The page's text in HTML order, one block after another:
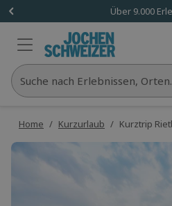
Über 9.000
Suche nach Erlebnissen,
Home / Kurzurlaub / Kurztrip